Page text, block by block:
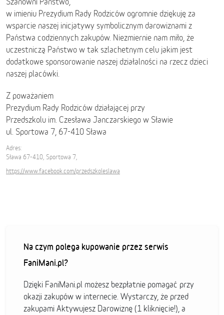
w imieniu Prezydium Rady Rodziców ogromnie dziękuję za
wsparcie naszej inicjatywy symbolicznym darowiznami z
Państwa codziennych zakupów. Niezmiernie nam miło, że
uczestniczą Państwo w tak szlachetnym celu jakim jest
dodatkowe sponsorowanie naszej działalności na rzecz dzieci
naszej placówki.
Z poważaniem
Prezydium Rady Rodziców działającej przy
Przedszkolu im. Czesława Janczarskiego w Sławie
ul. Sportowa 7, 67-410 Sława
Adres:
Sława 67-410, Sportowa 7,
https://www.facebook.com/przedszkoleslawa
Na czym polega kupowanie przez serwis
FaniMani.pl?
Dzięki FaniMani.pl możesz bezpłatnie pomagać przy
okazji zakupów w internecie. Wystarczy, że przed
zakupami Aktywujesz Darowiznę (1 kliknięcie!), a